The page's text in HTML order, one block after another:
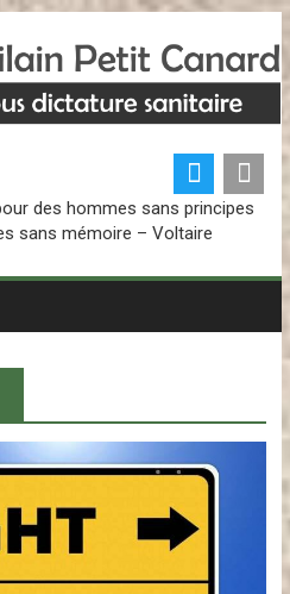
des hommes sans principes
sans mémoire – Voltaire